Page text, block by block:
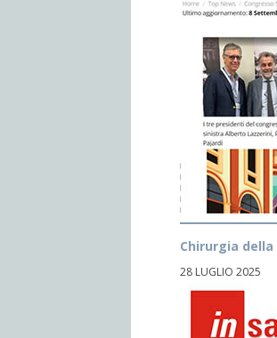
Chirurgia
28 LUGLIO 2025